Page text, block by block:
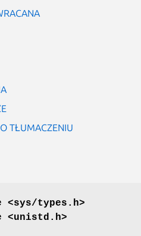
TŁUMACZENIU
<sys/types.h>
<unistd.h>